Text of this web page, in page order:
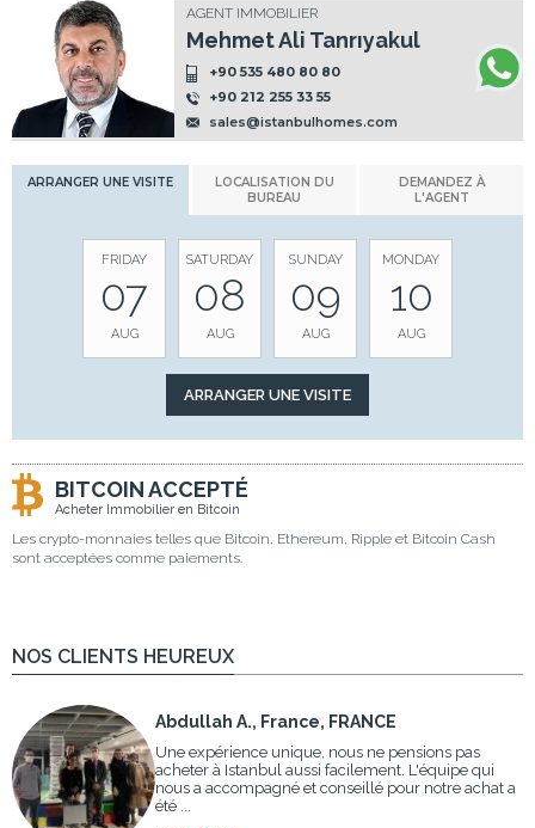
AGENT IMMOBILIER
Mehmet Ali Tanrıyakul
+90 535 480 80 80
+90 212 255 33 55
sales@istanbulhomes.com
ARRANGER UNE VISITE
LOCALISATION DU
BUREAU
DEMANDEZ À
L'AGENT
FRIDAY
07
AUG
SATURDAY
08
AUG
SUNDAY
09
AUG
MONDAY
10
AUG
BITCOIN ACCEPTÉ
Acheter Immobilier en Bitcoin
Les crypto-monnaies telles que Bitcoin, Ethereum, Ripple et Bitcoin Cash
sont acceptées comme paiements.
NOS CLIENTS HEUREUX
Abdullah A., France, FRANCE
Une expérience unique, nous ne pensions pas
acheter à Istanbul aussi facilement. L'équipe qui
nous a accompagné et conseillé pour notre achat a
été ...